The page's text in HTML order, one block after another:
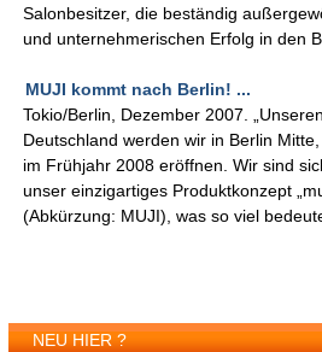
Salonbesitzer, die beständig
und unternehmerischen Erfolg in den
MUJI kommt nach Berlin! ...
Tokio/Berlin, Dezember 2007.
Deutschland werden wir in Berlin
im Frühjahr 2008 eröffnen. Wir sind
unser einzigartiges Produktkonzept
(Abkürzung: MUJI), was so viel
NEU HIER ?